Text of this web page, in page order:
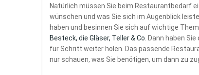
Natürlich müssen Sie beim Restaurantbedarf
wünschen und was Sie sich im Augenblick
haben und besinnen Sie sich auf wichtige
Besteck, die Gläser, Teller & Co . Dann haben
für Schritt weiter holen. Das passende
nur schauen, was Sie benötigen, um dann zu